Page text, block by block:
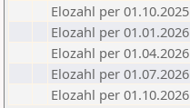
Elozahl per 01.10.2025
Elozahl per 01.01.2026
Elozahl per 01.04.2026
Elozahl per 01.07.2026
Elozahl per 01.10.2026